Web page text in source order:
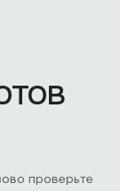
проверьте